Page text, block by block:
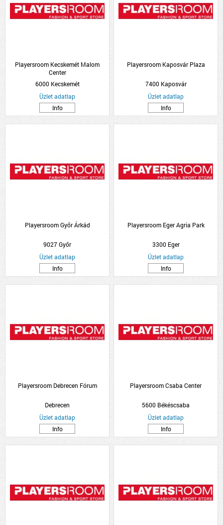
Playersroom Kecskemét Malom
Center
6000 Kecskemét
Üzlet adatlap
Info
Playersroom Kaposvár Plaza
7400 Kaposvár
Üzlet adatlap
Info
Playersroom Győr Árkád
9027 Győr
Üzlet adatlap
Info
Playersroom Eger Agria Park
3300 Eger
Üzlet adatlap
Info
Playersroom Debrecen Fórum
Debrecen
Üzlet adatlap
Info
Playersroom Csaba Center
5600 Békéscsaba
Üzlet adatlap
Info